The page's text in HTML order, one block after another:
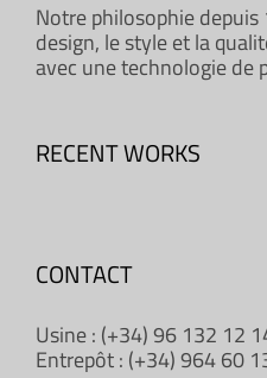
Notre philosophie
design, le style et la
avec une technologie de
RECENT WORKS
CONTACT
Usine : (+34) 96 132 12
Entrepôt : (+34) 964 60